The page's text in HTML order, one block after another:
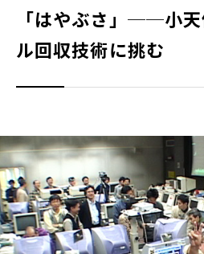
「はやぶさ」──小
ル回収技術に挑む